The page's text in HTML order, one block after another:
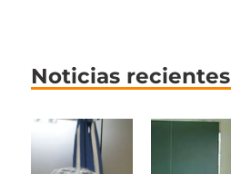
Noticias recientes